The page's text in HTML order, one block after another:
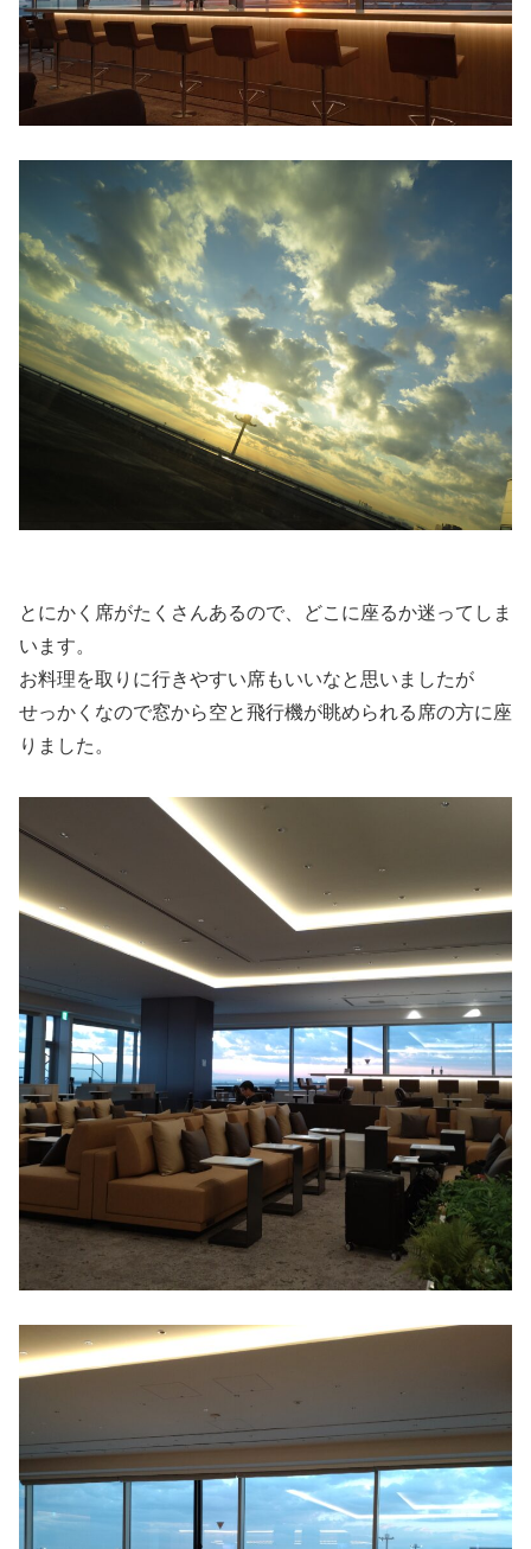
とにかく席がたくさんあるので、どこに座るか迷ってしま
います。
お料理を取りに行きやすい席もいいなと思いましたが
せっかくなので窓から空と飛行機が眺められる席の方に座
りました。